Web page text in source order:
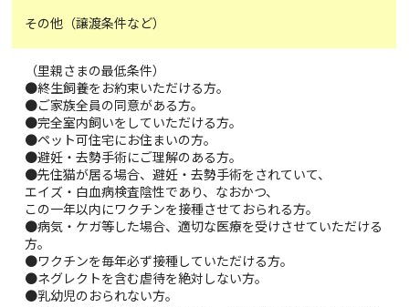
その他（譲渡条件など）
（里親さまの最低条件）
●終生飼養をお約束いただける方。
●ご家族全員の同意がある方。
●完全室内飼いをしていただける方。
●ペット可住宅にお住まいの方。
●避妊・去勢手術にご理解のある方。
●先住猫が居る場合、避妊・去勢手術をされていて、
エイズ・白血病検査陰性であり、なおかつ、
この一年以内にワクチンを接種させておられる方。
●病気・ケガ等した場合、適切な医療を受けさせていただける
方。
●ワクチンを毎年必ず接種していただける方。
●ネグレクトを含む虐待を絶対しない方。
●乳幼児のおられない方。